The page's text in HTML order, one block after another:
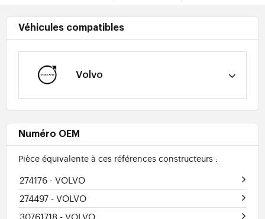
Véhicules compatibles
Volvo
Numéro OEM
Pièce équivalente à ces références constructeurs :
274176 - VOLVO
274497 - VOLVO
30761718 - VOLVO